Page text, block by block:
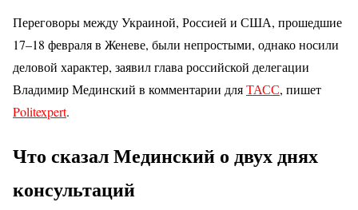
Переговоры между Украиной, Россией и США, прошедшие
17–18 февраля в Женеве, были непростыми, однако носили
деловой характер, заявил глава российской делегации
Владимир Мединский в комментарии дляТАСС, пишет
Politexpert.
Что сказал Мединский о двух днях
консультаций